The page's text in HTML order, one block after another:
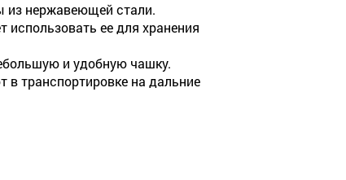
из нержавеющей стали.
использовать ее для хранения
и удобную чашку.
транспортировке на дальние